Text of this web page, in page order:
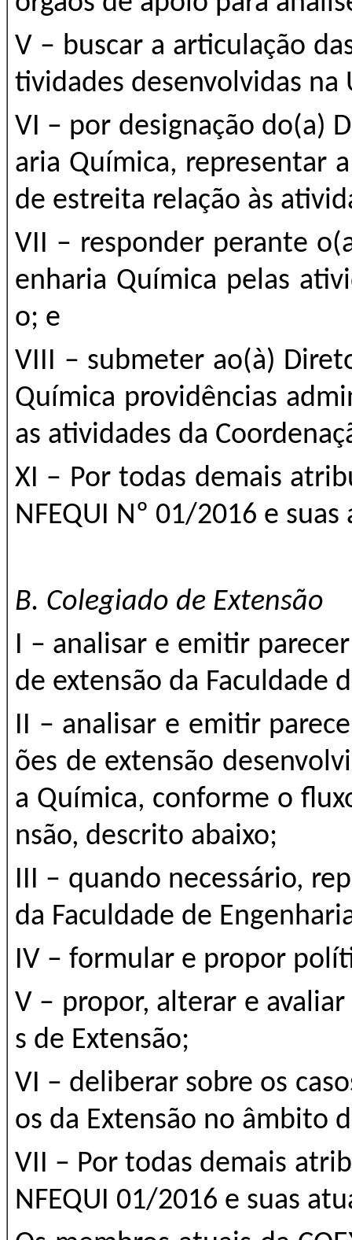
V – buscar a articulação
tividades desenvolvidas na
VI – por designação do(a)
aria Química, representar
de estreita relação às
VII – responder perante
enharia Química pelas
o; e
VIII – submeter ao(à)
Química providências
as atividades da
XI – Por todas demais
NFEQUI Nº 01/2016 e
B. Colegiado de Extensão
I – analisar e emitir
de extensão da Faculdade
II – analisar e emitir
ões de extensão
a Química, conforme o
nsão, descrito abaixo;
III – quando necessário,
da Faculdade de
IV – formular e propor
V – propor, alterar e
s de Extensão;
VI – deliberar sobre os
os da Extensão no âmbito
VII – Por todas demais
NFEQUI 01/2016 e suas